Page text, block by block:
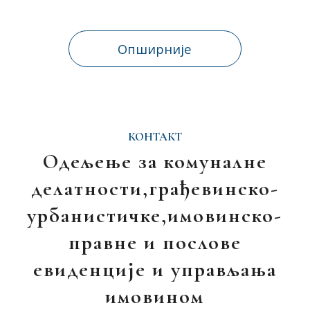
Опширније
КОНТАКТ
Одељење за комуналне
делатности,грађевинско-
урбанистичке,имовинско-
правне и послове
евиденције и управљања
имовином